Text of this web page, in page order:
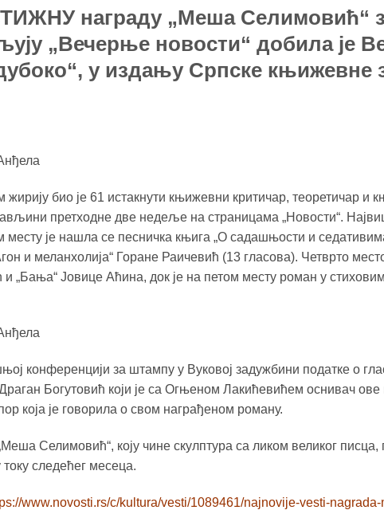
награду „Меша Селимовић“
„Вечерње новости“ добила је
у издању Српске књижевне
жирију био је 61 истакнути књижевни критичар, теоретичар и
претходне две недеље на страницама „Новости“.
месту је нашла се песничка књига „О садашњости и
и меланхолија“ Горане Раичевић (13 гласова). Четврто
и „Бања“ Јовице Аћина, док је на петом месту роман у
конференцији за штампу у Вуковој задужбини податке о
Богутовић који је са Огњеном Лакићевићем оснивач
која је говорила о свом награђеном роману.
Селимовић“, коју чине скулптура са ликом великог
току следећег месеца.
www.novosti.rs/c/kultura/vesti/1089461/najnovije-vesti-